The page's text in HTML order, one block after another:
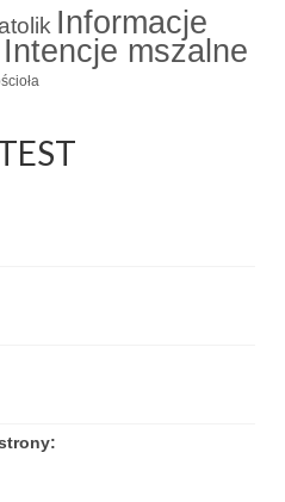
2019
“Żołnierzy
ptaka
Informacje
Intencje mszalne